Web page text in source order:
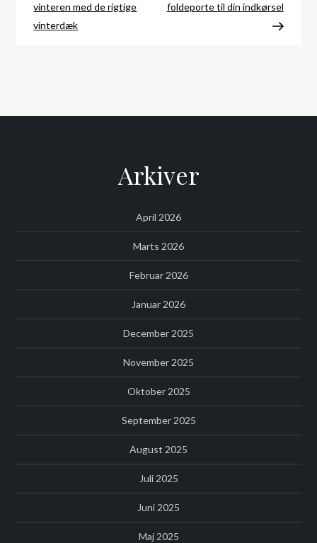
vinteren med de rigtige
vinterdæk
foldeporte til din indkørsel
Arkiver
April 2026
Marts 2026
Februar 2026
Januar 2026
December 2025
November 2025
Oktober 2025
September 2025
August 2025
Juli 2025
Juni 2025
Maj 2025